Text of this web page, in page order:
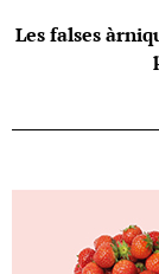
Les falses